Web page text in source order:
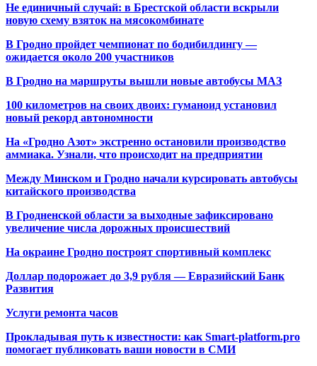
Не единичный случай: в Брестской области вскрыли
новую схему взяток на мясокомбинате
В Гродно пройдет чемпионат по бодибилдингу —
ожидается около 200 участников
В Гродно на маршруты вышли новые автобусы МАЗ
100 километров на своих двоих: гуманоид установил
новый рекорд автономности
На «Гродно Азот» экстренно остановили производство
аммиака. Узнали, что происходит на предприятии
Между Минском и Гродно начали курсировать автобусы
китайского производства
В Гродненской области за выходные зафиксировано
увеличение числа дорожных происшествий
На окраине Гродно построят спортивный комплекс
Доллар подорожает до 3,9 рубля — Евразийский Банк
Развития
Услуги ремонта часов
Прокладывая путь к известности: как Smart-platform.pro
помогает публиковать ваши новости в СМИ